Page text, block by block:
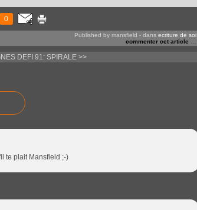
0
Published by mansfield - dans ecriture de soi
commenter cet article
DEFI 91: SPIRALE >>
te plait Mansfield ;-)